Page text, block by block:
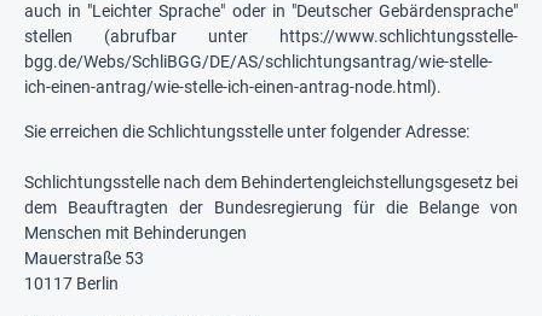
auch in "Leichter Sprache" oder in "Deutscher Gebärdensprache"
stellen (abrufbar unter https://www.schlichtungsstelle-
bgg.de/Webs/SchliBGG/DE/AS/schlichtungsantrag/wie-stelle-
ich-einen-antrag/wie-stelle-ich-einen-antrag-node.html).
Sie erreichen die Schlichtungsstelle unter folgender Adresse:
Schlichtungsstelle nach dem Behindertengleichstellungsgesetz bei
dem Beauftragten der Bundesregierung für die Belange von
Menschen mit Behinderungen
Mauerstraße 53
10117 Berlin